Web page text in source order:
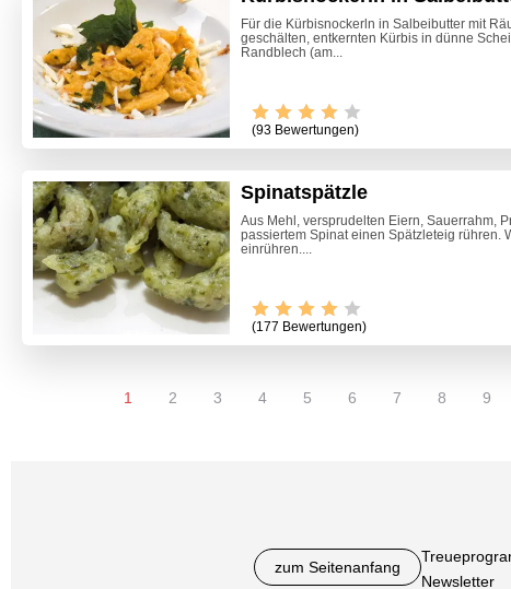
Für die Kürbisnockerln in Salbeibutter mit
geschälten, entkernten Kürbis in dünne
Randblech (am...
(93 Bewertungen)
Spinatspätzle
Aus Mehl, versprudelten Eiern, Sauerrahm,
passiertem Spinat einen Spätzleteig rühren.
einrühren....
(177 Bewertungen)
1 2 3 4 5 6 7 8 9
zum Seitenanfang
Newsletter